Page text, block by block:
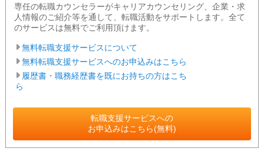
専任の転職カウンセラーがキャリアカウンセリング、企業・求
人情報のご紹介等を通して、転職活動をサポートします。全て
のサービスは無料でご利用頂けます。
無料転職支援サービスについて
無料転職支援サービスへのお申込みはこちら
履歴書・職務経歴書を既にお持ちの方はこち
ら
転職支援サービスへの
お申込みはこちら(無料)